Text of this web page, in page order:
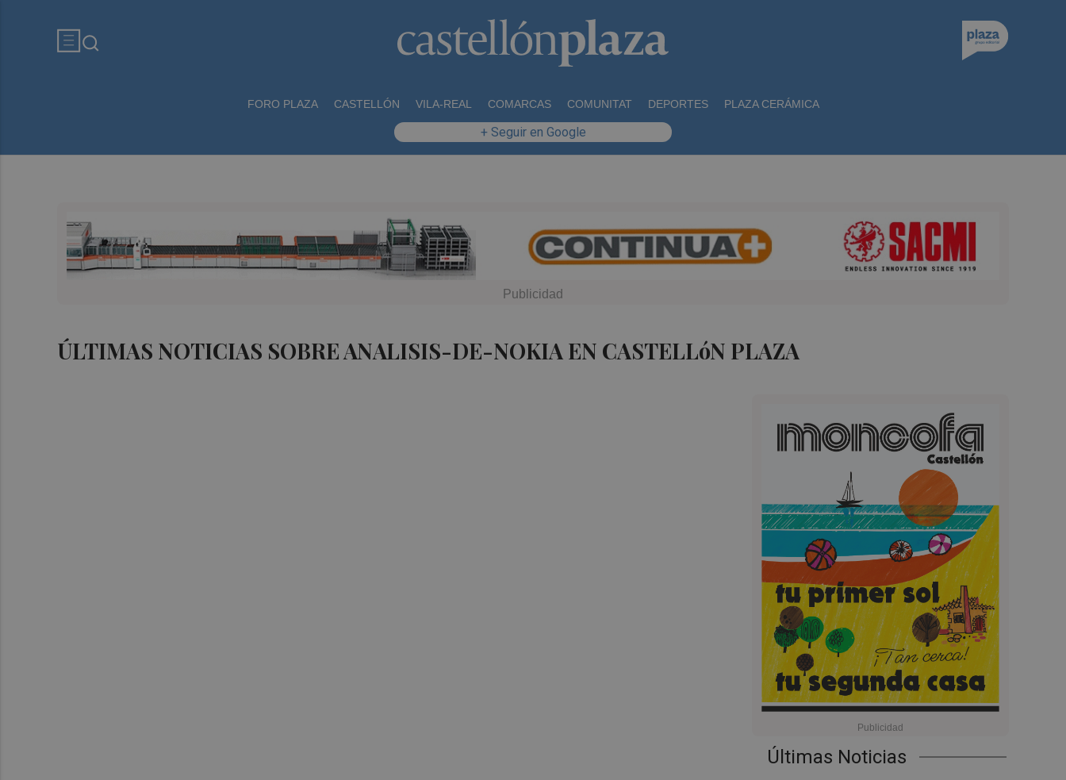
FORO PLAZA CASTELLÓN VILA-REAL COMARCAS COMUNITAT DEPORTES PLAZA CERÁMICA
+ Seguir en Google
ÚLTIMAS NOTICIAS SOBRE ANALISIS-DE-NOKIA EN CASTELLóN PLAZA
Últimas Noticias